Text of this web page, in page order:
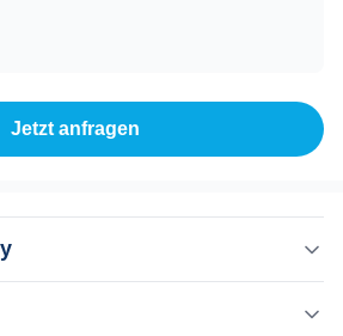
Jetzt anfragen